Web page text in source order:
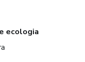
ecologia